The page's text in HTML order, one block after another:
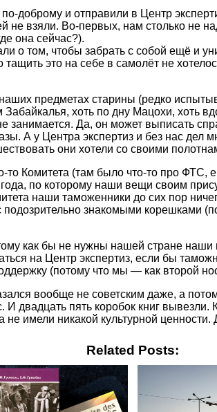
доброму и отправили в Центр
не взяли. Во-первых, нам столько не
она сейчас?).
о том, чтобы забрать с собой ещё и
это на себе в самолёт не
предметах старины (редко
Забайкалья, хоть по дну Мацохи,
занимается. Да, он может выписать
А у Центра экспертиз и без нас
они хотели со своими
Комитета (там было что-то про ФТС,
по которому наши вещи своим
наши таможенники до сих пор
знакомыми корешками
как бы не нужны нашей стране
на Центр экспертиз, если бы
(потому что мы — как второй
вообще не советским даже, а
двадцать пять коробок книг
имели никакой культурной ценности.
Related Posts: